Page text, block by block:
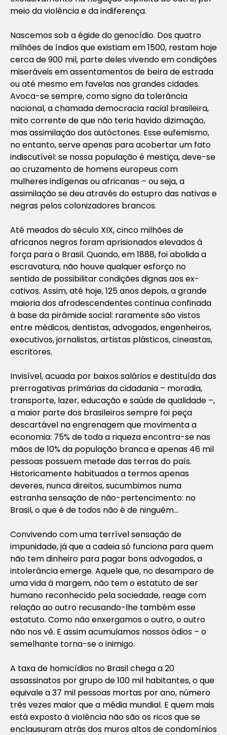
meio da violência e da indiferença.
Nascemos sob a égide do genocídio. Dos quatro
milhões de índios que existiam em 1500, restam hoje
cerca de 900 mil, parte deles vivendo em condições
miseráveis em assentamentos de beira de estrada
ou até mesmo em favelas nas grandes cidades.
Avoca-se sempre, como signo da tolerância
nacional, a chamada democracia racial brasileira,
mito corrente de que não teria havido dizimação,
mas assimilação dos autóctones. Esse eufemismo,
no entanto, serve apenas para acobertar um fato
indiscutível: se nossa população é mestiça, deve-se
ao cruzamento de homens europeus com
mulheres indígenas ou africanas – ou seja, a
assimilação se deu através do estupro das nativas e
negras pelos colonizadores brancos.
Até meados do século XIX, cinco milhões de
africanos negros foram aprisionados elevados à
força para o Brasil. Quando, em 1888, foi abolida a
escravatura, não houve qualquer esforço no
sentido de possibilitar condições dignas aos ex-
cativos. Assim, até hoje, 125 anos depois, a grande
maioria dos afrodescendentes continua confinada
à base da pirâmide social: raramente são vistos
entre médicos, dentistas, advogados, engenheiros,
executivos, jornalistas, artistas plásticos, cineastas,
escritores.
Invisível, acuada por baixos salários e destituída das
prerrogativas primárias da cidadania – moradia,
transporte, lazer, educação e saúde de qualidade –,
a maior parte dos brasileiros sempre foi peça
descartável na engrenagem que movimenta a
economia: 75% de toda a riqueza encontra-se nas
mãos de 10% da população branca e apenas 46 mil
pessoas possuem metade das terras do país.
Historicamente habituados a termos apenas
deveres, nunca direitos, sucumbimos numa
estranha sensação de não-pertencimento: no
Brasil, o que é de todos não é de ninguém…
Convivendo com uma terrível sensação de
impunidade, já que a cadeia só funciona para quem
não tem dinheiro para pagar bons advogados, a
intolerância emerge. Aquele que, no desamparo de
uma vida à margem, não tem o estatuto de ser
humano reconhecido pela sociedade, reage com
relação ao outro recusando-lhe também esse
estatuto. Como não enxergamos o outro, o outro
não nos vê. E assim acumulamos nossos ódios – o
semelhante torna-se o inimigo.
A taxa de homicídios no Brasil chega a 20
assassinatos por grupo de 100 mil habitantes, o que
equivale a 37 mil pessoas mortas por ano, número
três vezes maior que a média mundial. E quem mais
está exposto à violência não são os ricos que se
enclausuram atrás dos muros altos de condomínios